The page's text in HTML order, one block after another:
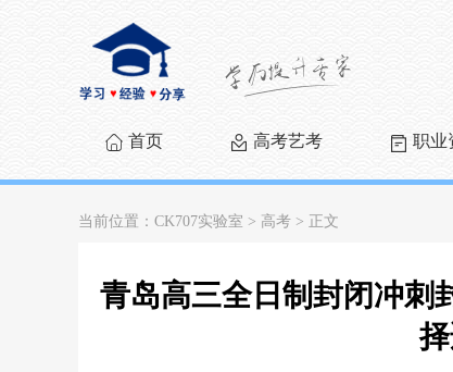
首页 高考艺考 职业
当前位置： CK707实验室​ > 高考 > 正文
青岛高三全日制封闭冲刺